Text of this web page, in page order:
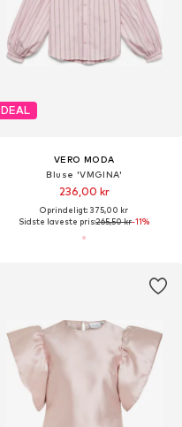
DEAL
VERO MODA
Bluse 'VMGINA'
236,00 kr
Oprindeligt: 375,00 kr
Sidste laveste pris:265,50 kr-11%